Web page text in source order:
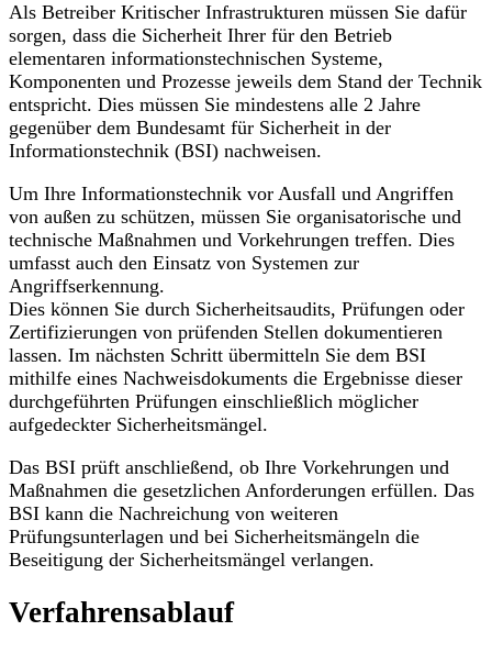
Als Betreiber Kritischer Infrastrukturen müssen Sie dafür
sorgen, dass die Sicherheit Ihrer für den Betrieb
elementaren informationstechnischen Systeme,
Komponenten und Prozesse jeweils dem Stand der Technik
entspricht. Dies müssen Sie mindestens alle 2 Jahre
gegenüber dem Bundesamt für Sicherheit in der
Informationstechnik (BSI) nachweisen.
Um Ihre Informationstechnik vor Ausfall und Angriffen
von außen zu schützen, müssen Sie organisatorische und
technische Maßnahmen und Vorkehrungen treffen. Dies
umfasst auch den Einsatz von Systemen zur
Angriffserkennung.
Dies können Sie durch Sicherheitsaudits, Prüfungen oder
Zertifizierungen von prüfenden Stellen dokumentieren
lassen. Im nächsten Schritt übermitteln Sie dem BSI
mithilfe eines Nachweisdokuments die Ergebnisse dieser
durchgeführten Prüfungen einschließlich möglicher
aufgedeckter Sicherheitsmängel.
Das BSI prüft anschließend, ob Ihre Vorkehrungen und
Maßnahmen die gesetzlichen Anforderungen erfüllen. Das
BSI kann die Nachreichung von weiteren
Prüfungsunterlagen und bei Sicherheitsmängeln die
Beseitigung der Sicherheitsmängel verlangen.
Verfahrensablauf